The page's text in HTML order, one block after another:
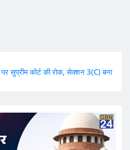
सुप्रीम कोर्ट की रोक, सेक्शन 3(C) बना